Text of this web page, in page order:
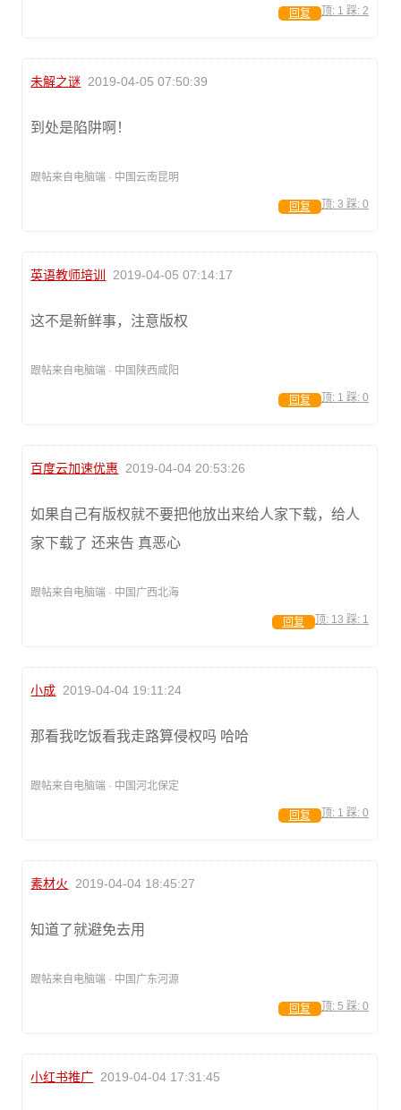
顶: 1 踩: 2
回复
未解之谜 2019-04-05 07:50:39
到处是陷阱啊！
跟帖来自电脑端 · 中国云南昆明
顶: 3 踩: 0
回复
英语教师培训 2019-04-05 07:14:17
这不是新鲜事，注意版权
跟帖来自电脑端 · 中国陕西咸阳
顶: 1 踩: 0
回复
百度云加速优惠 2019-04-04 20:53:26
如果自己有版权就不要把他放出来给人家下载，给人
家下载了 还来告 真恶心
跟帖来自电脑端 · 中国广西北海
顶: 13 踩: 1
回复
小成 2019-04-04 19:11:24
那看我吃饭看我走路算侵权吗 哈哈
跟帖来自电脑端 · 中国河北保定
顶: 1 踩: 0
回复
素材火 2019-04-04 18:45:27
知道了就避免去用
跟帖来自电脑端 · 中国广东河源
顶: 5 踩: 0
回复
小红书推广 2019-04-04 17:31:45